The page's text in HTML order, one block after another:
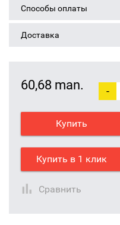
Способы оплаты
Доставка
60,68 man. -
Купить
Купить в 1 клик
Сравнить